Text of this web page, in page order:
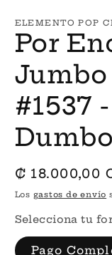
multimedia
1
en
una
ventana
modal
ELEMENTO POP
Por
#1537
Precio
habitual
₡ 18.000,00
Los gastos de envío
Selecciona tu
Pago